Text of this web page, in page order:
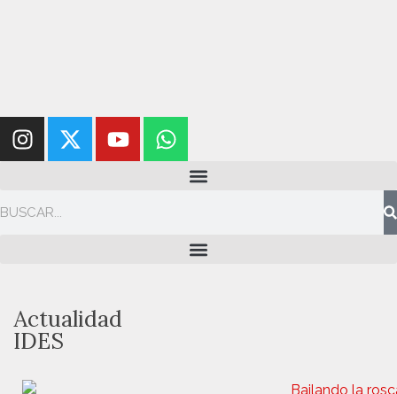
Actualidad
IDES